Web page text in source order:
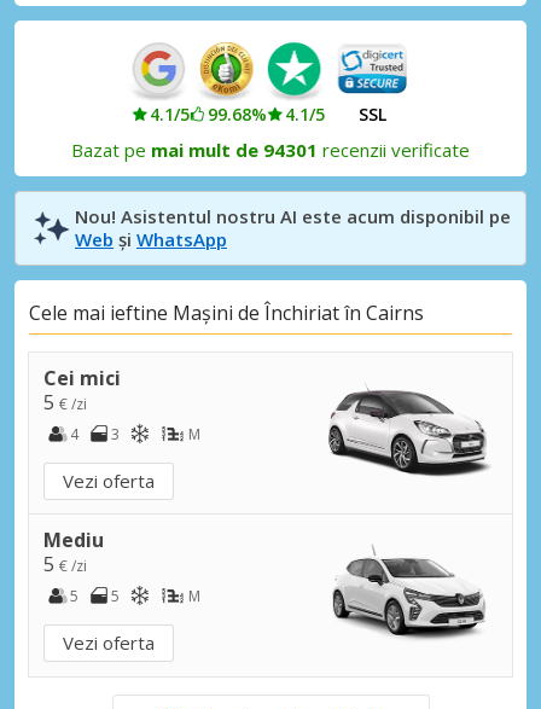
4.1/5 99.68% 4.1/5 SSL
Bazat pe mai mult de 94301 recenzii verificate
Nou! Asistentul nostru AI este acum disponibil pe
Web și WhatsApp
Cele mai ieftine Mașini de Închiriat în Cairns
Cei mici
5 € /zi
4
3 M
Vezi oferta
Mediu
5 € /zi
5
5 M
Vezi oferta